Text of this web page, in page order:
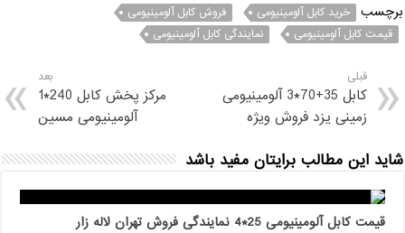
برچسب خرید کابل آلومینیومی
فروش کابل آلومینیومی
قیمت کابل آلومینیومی
نمایندگی کابل آلومینیومی
قبلی
کابل 35+70*3 آلومینیومی
زمینی یزد فروش ویژه
بعد
مرکز پخش کابل 240*1
آلومینیومی مسین
شاید این مطالب برایتان مفید باشد
قیمت کابل آلومینیومی 25*4 نمایندگی فروش تهران لاله زار